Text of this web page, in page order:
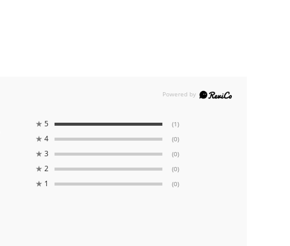
★ 5 (1)
★ 4 (0)
★ 3 (0)
★ 2 (0)
★ 1 (0)